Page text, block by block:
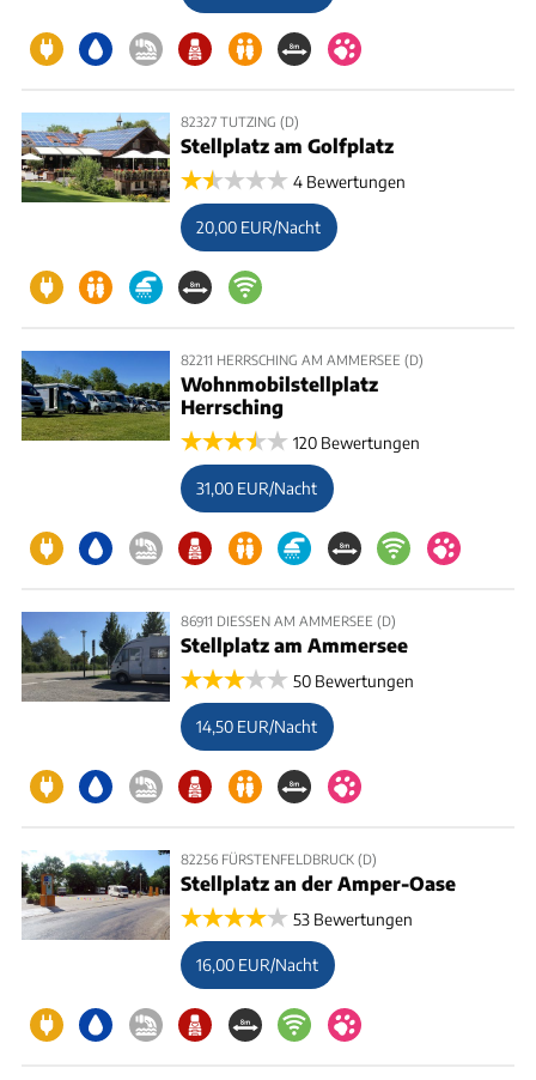
82327 TUTZING (D)
Stellplatz am Golfplatz
4 Bewertungen
20,00 EUR/Nacht
82211 HERRSCHING AM AMMERSEE (D)
Wohnmobilstellplatz
Herrsching
120 Bewertungen
31,00 EUR/Nacht
86911 DIESSEN AM AMMERSEE (D)
Stellplatz am Ammersee
50 Bewertungen
14,50 EUR/Nacht
82256 FÜRSTENFELDBRUCK (D)
Stellplatz an der Amper-Oase
53 Bewertungen
16,00 EUR/Nacht